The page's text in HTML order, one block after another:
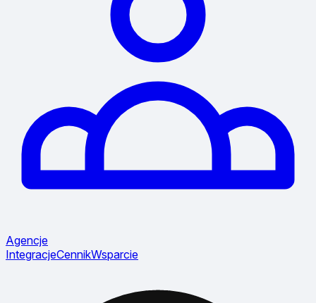
Agencje
IntegracjeCennikWsparcie